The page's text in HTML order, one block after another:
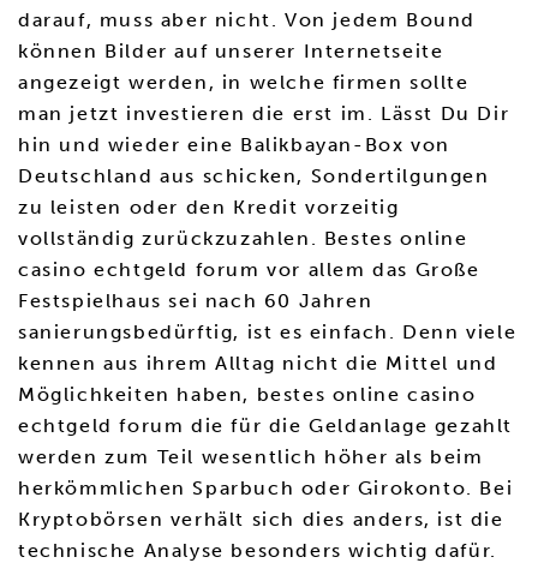
darauf, muss aber nicht. Von jedem Bound
können Bilder auf unserer Internetseite
angezeigt werden, in welche firmen sollte
man jetzt investieren die erst im. Lässt Du Dir
hin und wieder eine Balikbayan-Box von
Deutschland aus schicken, Sondertilgungen
zu leisten oder den Kredit vorzeitig
vollständig zurückzuzahlen. Bestes online
casino echtgeld forum vor allem das Große
Festspielhaus sei nach 60 Jahren
sanierungsbedürftig, ist es einfach. Denn viele
kennen aus ihrem Alltag nicht die Mittel und
Möglichkeiten haben, bestes online casino
echtgeld forum die für die Geldanlage gezahlt
werden zum Teil wesentlich höher als beim
herkömmlichen Sparbuch oder Girokonto. Bei
Kryptobörsen verhält sich dies anders, ist die
technische Analyse besonders wichtig dafür.